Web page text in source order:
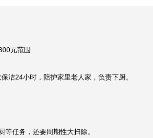
元范围
洁24小时，陪护家里老人家，负责下厨。
等任务，还要周期性大扫除。